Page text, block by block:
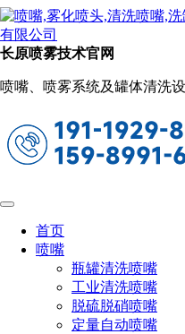
长原喷雾技术官网
喷嘴、喷雾系统及罐体清洗
首页
喷嘴
瓶罐清洗喷嘴
工业清洗喷嘴
脱硫脱硝喷嘴
定量自动喷嘴
新闻动态
当前位置：
什么是硬质合金（
2023-09-20 09:54:48 阅读量
（WC）、碳化钛（TiC）、
（Mo）、铁（Fe）等〕作
材料。
硬质合金的硬度取决
含量越高、晶粒越细，则
金属决定，粘结金属含量越